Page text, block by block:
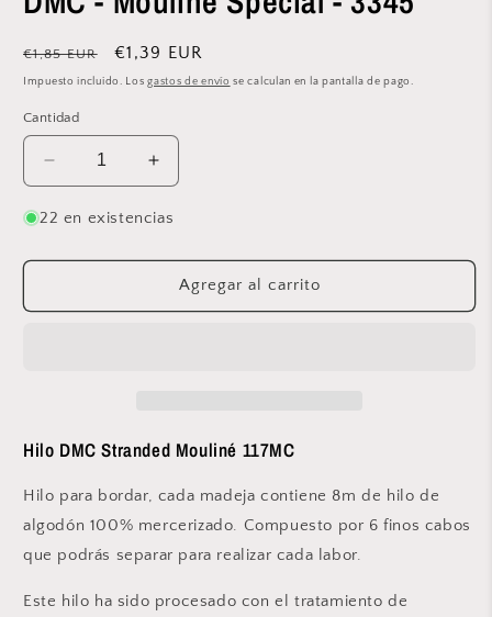
modal
Precio
habitual
€1,85 EUR
Precio
de
€1,39 EUR
Impuesto incluido. Losgastos de envío se calculan en la pantalla de pago.
Cantidad
Reducir
cantidad
para
-
Spécial
Aumentar
cantidad
para
-
Mouliné
Spécial
22 en existencias
Agregar al carrito
Hilo DMC Stranded Mouliné 117MC
Hilo para bordar, cada madeja contiene 8m de hilo de
algodón 100% mercerizado. Compuesto por 6 finos cabos
que podrás separar para realizar cada labor.
Este hilo ha sido procesado con el tratamiento de